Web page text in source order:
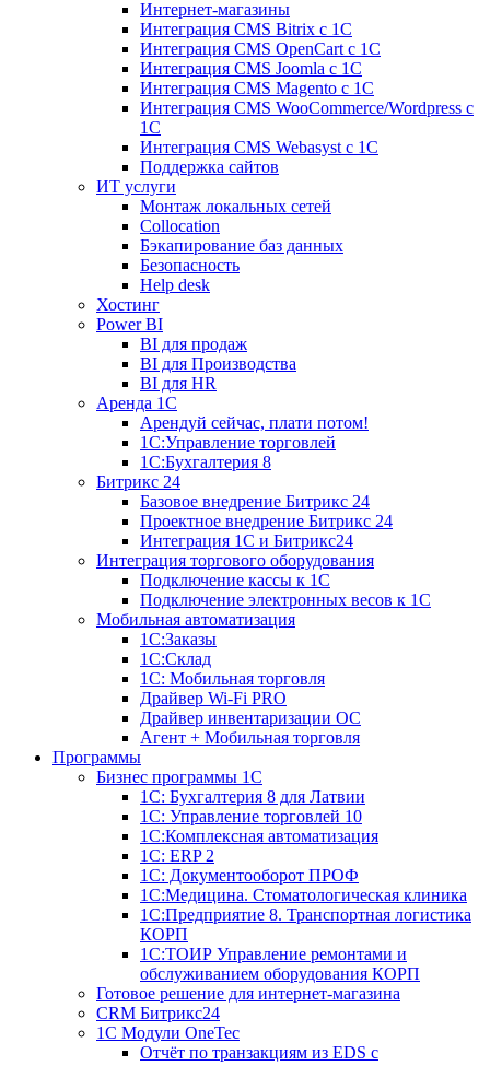
Интернет-магазины
Интеграция CMS Bitrix с 1С
Интеграция CMS OpenCart с 1С
Интеграция CMS Joomla с 1С
Интеграция CMS Magento с 1С
Интеграция CMS WooCommerce/Wordpress с
1С
Интеграция CMS Webasyst с 1С
Поддержка сайтов
ИТ услуги
Монтаж локальных сетей
Collocation
Бэкапирование баз данных
Безопасность
Help desk
Хостинг
Power BI
BI для продаж
BI для Производства
BI для HR
Аренда 1C
Арендуй сейчас, плати потом!
1С:Управление торговлей
1С:Бухгалтерия 8
Битрикс 24
Базовое внедрение Битрикс 24
Проектное внедрение Битрикс 24
Интеграция 1С и Битрикс24
Интеграция торгового оборудования
Подключение кассы к 1С
Подключение электронных весов к 1С
Мобильная автоматизация
1С:Заказы
1С:Склад
1С: Мобильная торговля
Драйвер Wi-Fi PRO
Драйвер инвентаризации ОС
Агент + Мобильная торговля
Программы
Бизнес программы 1С
1С: Бухгалтерия 8 для Латвии
1С: Управление торговлей 10
1C:Комплексная автоматизация
1С: ERP 2
1С: Документооборот ПРОФ
1С:Медицина. Стоматологическая клиника
1С:Предприятие 8. Транспортная логистика
КОРП
1С:ТОИР Управление ремонтами и
обслуживанием оборудования КОРП
Готовое решение для интернет-магазина
CRM Битрикс24
1C Модули OneTec
Отчёт по транзакциям из EDS с